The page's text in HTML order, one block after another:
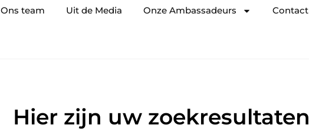
Ons team Uit de Media Onze Ambassadeurs Contact
Hier zijn uw zoekresultaten